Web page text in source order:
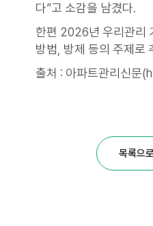
다”고 소감을 남겼다.
한편 2026년 우리관리
방범, 방제 등의 주제로
출처 : 아파트관리신
목록으